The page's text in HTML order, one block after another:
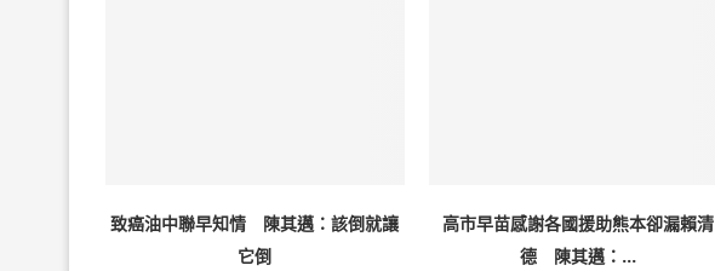
致癌油中聯早知情 陳其邁：該倒就讓
它倒
高市早苗感謝各國援助熊本卻漏賴清
德 陳其邁：...